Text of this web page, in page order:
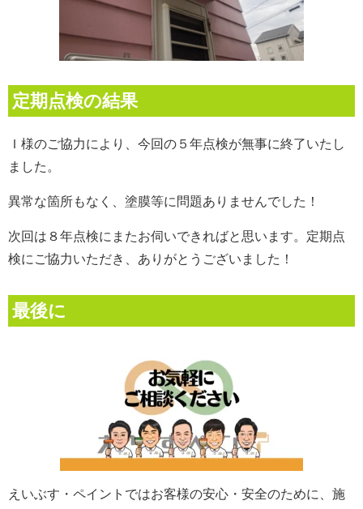
定期点検の結果
Ｉ様のご協力により、今回の５年点検が無事に終了いたし
ました。
異常な箇所もなく、塗膜等に問題ありませんでした！
次回は８年点検にまたお伺いできればと思います。 定期点
検にご協力いただき、ありがとうございました！
最後に
えいぶす・ペイントではお客様の安心・安全のために、施